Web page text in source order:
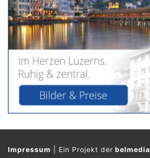
Impressum Ein Projekt derbelmedia